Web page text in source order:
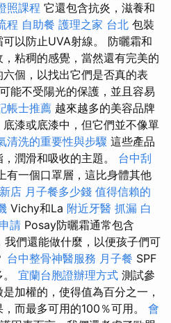
照課程 它還包含抗炎，滋養和
程 自助餐 護理之家 台北 包裝
以防止UVA射線。 防曬霜和
粘稠的感覺，當然還有完美的
個，以找出它們是否真的表
能不受陽光的保護，並且容易
帳士推薦 越來越多的美容品牌
漆或底漆中，但它們並不像單
清洗的重要性與步驟 這些產品
潤滑和吸收的主題。 台中刮
有一個口罩層，這比身體其他
店 月子餐多少錢 值得信賴的
Vichy和La 附近牙醫 抓漏 白
請 Posay防曬霜通常包含
們還能做什麼，以便孩子們可
台中整骨神醫服務 月子餐 SPF
宜蘭台胞證辦理方式 測試參
加權的，使得值為百分之一，
而最多可用的100％可用。 會